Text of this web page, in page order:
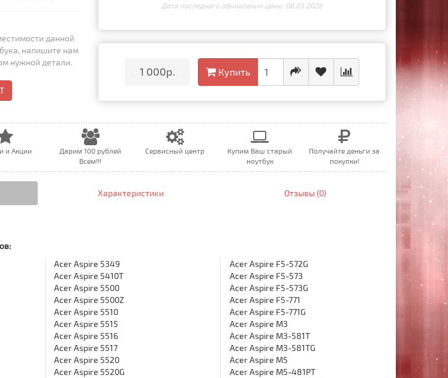
данной
напишите нам
нужной детали.
Дата последнего обновления цены: 08.03.2026
1 000р. Купить
и Акции
Дарим 100 рублей
Всем!!!
Сервисный центр
Купим Ваш старый
ноутбук
Получайте деньги за
покупки!
Характеристики Отзывы (0)
Acer Aspire 5349
Acer Aspire 5410T
Acer Aspire 5500
Acer Aspire 5500Z
Acer Aspire 5510
Acer Aspire 5515
Acer Aspire 5516
Acer Aspire 5517
Acer Aspire 5520
Acer Aspire 5520G
Acer Aspire F5-572G
Acer Aspire F5-573
Acer Aspire F5-573G
Acer Aspire F5-771
Acer Aspire F5-771G
Acer Aspire M3
Acer Aspire M3-581T
Acer Aspire M3-581TG
Acer Aspire M5
Acer Aspire M5-481PT